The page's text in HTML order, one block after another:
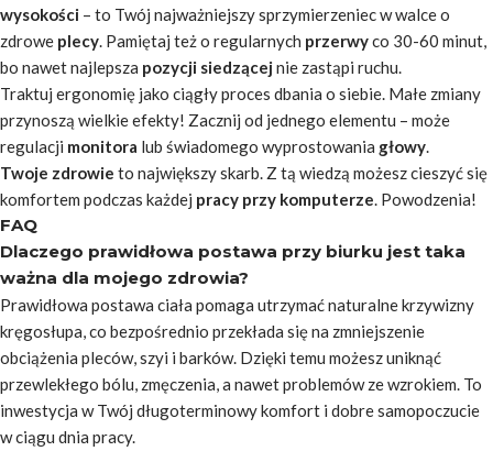
wysokości – to Twój najważniejszy sprzymierzeniec w walce o
zdrowe plecy. Pamiętaj też o regularnych przerwyco 30-60 minut,
bo nawet najlepsza pozycji siedzącejnie zastąpi ruchu.
Traktuj ergonomię jako ciągły proces dbania o siebie. Małe zmiany
przynoszą wielkie efekty! Zacznij od jednego elementu – może
regulacji monitora lub świadomego wyprostowania głowy.
Twoje zdrowie to największy skarb. Z tą wiedzą możesz cieszyć się
komfortem podczas każdej pracy przy komputerze. Powodzenia!
FAQ
Dlaczego prawidłowa postawa przy biurku jest taka
ważna dla mojego zdrowia?
Prawidłowa postawa ciała pomaga utrzymać naturalne krzywizny
kręgosłupa, co bezpośrednio przekłada się na zmniejszenie
obciążenia pleców, szyi i barków. Dzięki temu możesz uniknąć
przewlekłego bólu, zmęczenia, a nawet problemów ze wzrokiem. To
inwestycja w Twój długoterminowy komfort i dobre samopoczucie
w ciągu dnia pracy.